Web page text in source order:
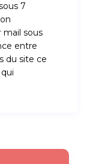
7
mail sous
entre
du site ce